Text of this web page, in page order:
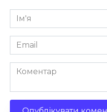
Ім'я
*
Email
*
Коментар